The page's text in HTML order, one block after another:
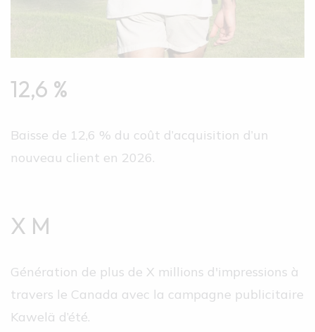
12,6 %
Baisse de 12,6 % du coût d’acquisition d’un
nouveau client en 2026.
X M
Génération de plus de X millions d'impressions à
travers le Canada avec la campagne publicitaire
Kawelä d’été.